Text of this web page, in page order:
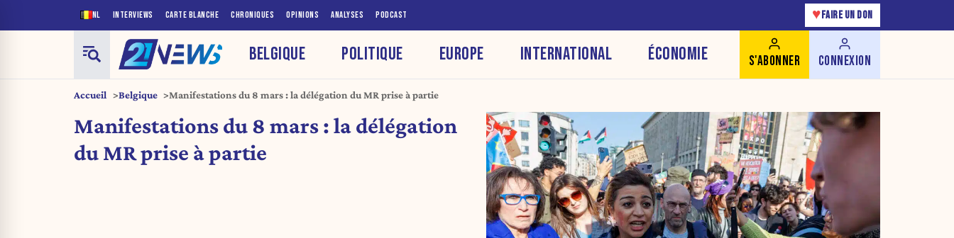
NL INTERVIEWS CARTE BLANCHE CHRONIQUES OPINIONS ANALYSES PODCAST ♥ FAIRE UN DON
BELGIQUE POLITIQUE EUROPE INTERNATIONAL ÉCONOMIE S'ABONNER CONNEXION
Accueil Belgique Manifestations du 8 mars : la délégation du MR prise à partie
Manifestations du 8 mars : la délégation
du MR prise à partie